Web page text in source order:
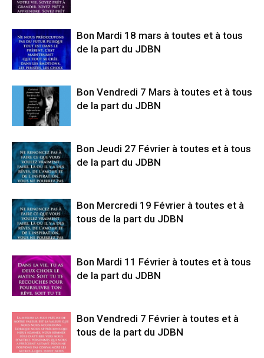
Bon Mardi 18 mars à toutes et à tous
de la part du JDBN
Bon Vendredi 7 Mars à toutes et à tous
de la part du JDBN
Bon Jeudi 27 Février à toutes et à tous
de la part du JDBN
Bon Mercredi 19 Février à toutes et à
tous de la part du JDBN
Bon Mardi 11 Février à toutes et à tous
de la part du JDBN
Bon Vendredi 7 Février à toutes et à
tous de la part du JDBN